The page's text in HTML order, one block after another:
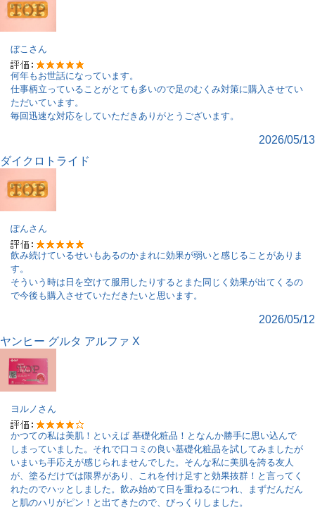
ぼこ さん
何年もお世話になっています。
仕事柄立っていることがとても多いので足のむくみ対策に購入させてい
ただいています。
毎回迅速な対応をしていただきありがとうございます。
2026/05/13
ダイクロトライド
ぽんさん
飲み続けているせいもあるのかまれに効果が弱いと感じることがありま
す。
そういう時は日を空けて服用したりするとまた同じく効果が出てくるの
で今後も購入させていただきたいと思います。
2026/05/12
ヤンヒー グルタ アルファ X
ヨルノ さん
かつての私は美肌！といえば 基礎化粧品！となんか勝手に思い込んで
しまっていました。それで口コミの良い基礎化粧品を試してみましたが
いまいち手応えが感じられませんでした。そんな私に美肌を誇る友人
が、塗るだけでは限界があり、これを付け足すと効果抜群！と言ってく
れたのでハッとしました。飲み始めて日を重ねるにつれ、まずだんだん
と肌のハリがピン！と出てきたので、びっくりしました。